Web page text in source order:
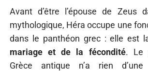
Avant d’être l’épouse de Zeus
mythologique, Héra occupe une
dans le panthéon grec : elle est
mariage et de la fécondité. Le
Grèce antique n’a rien